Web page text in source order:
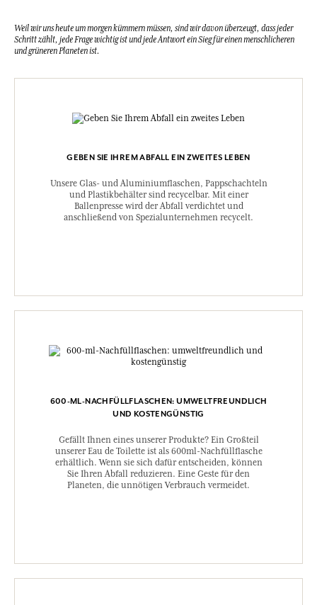
Weil wir uns heute um morgen kümmern müssen, sind wir davon überzeugt, dass jeder
Schritt zählt, jede Frage wichtig ist und jede Antwort ein Sieg für einen menschlicheren
und grüneren Planeten ist.
GEBEN SIE IHREM ABFALL EIN ZWEITES LEBEN
Unsere Glas- und Aluminiumflaschen, Pappschachteln
und Plastikbehälter sind recycelbar. Mit einer
Ballenpresse wird der Abfall verdichtet und
anschließend von Spezialunternehmen recycelt.
600-ML-NACHFÜLLFLASCHEN: UMWELTFREUNDLICH
UND KOSTENGÜNSTIG
Gefällt Ihnen eines unserer Produkte? Ein Großteil
unserer Eau de Toilette ist als 600ml-Nachfüllflasche
erhältlich. Wenn sie sich dafür entscheiden, können
Sie Ihren Abfall reduzieren. Eine Geste für den
Planeten, die unnötigen Verbrauch vermeidet.